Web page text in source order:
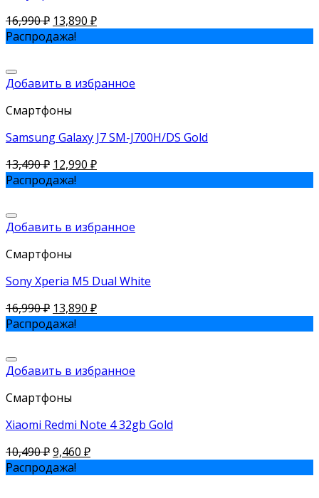
16,990₽ 13,890 ₽
Распродажа!
Добавить в избранное
Смартфоны
Samsung Galaxy J7 SM-J700H/DS Gold
13,490₽ 12,990 ₽
Распродажа!
Добавить в избранное
Смартфоны
Sony Xperia M5 Dual White
16,990₽ 13,890 ₽
Распродажа!
Добавить в избранное
Смартфоны
Xiaomi Redmi Note 4 32gb Gold
10,490₽9,460 ₽
Распродажа!